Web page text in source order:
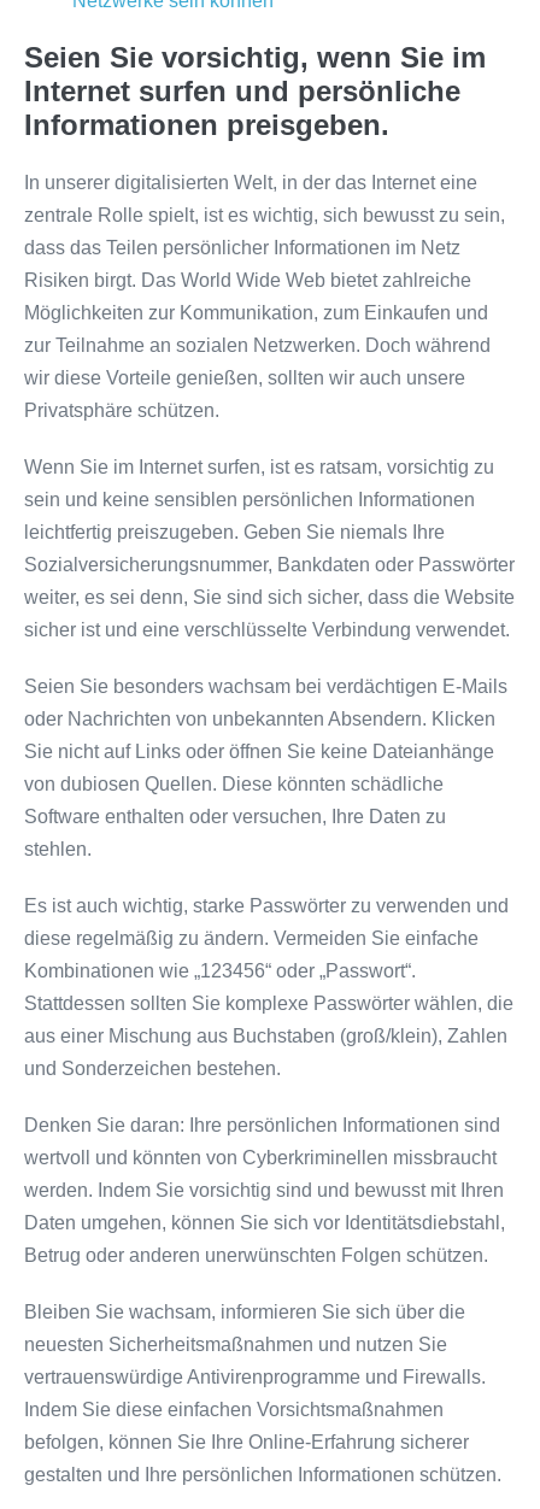
Seien Sie vorsichtig, wenn Sie im
Internet surfen und persönliche
Informationen preisgeben.
In unserer digitalisierten Welt, in der das Internet eine
zentrale Rolle spielt, ist es wichtig, sich bewusst zu sein,
dass das Teilen persönlicher Informationen im Netz
Risiken birgt. Das World Wide Web bietet zahlreiche
Möglichkeiten zur Kommunikation, zum Einkaufen und
zur Teilnahme an sozialen Netzwerken. Doch während
wir diese Vorteile genießen, sollten wir auch unsere
Privatsphäre schützen.
Wenn Sie im Internet surfen, ist es ratsam, vorsichtig zu
sein und keine sensiblen persönlichen Informationen
leichtfertig preiszugeben. Geben Sie niemals Ihre
Sozialversicherungsnummer, Bankdaten oder Passwörter
weiter, es sei denn, Sie sind sich sicher, dass die Website
sicher ist und eine verschlüsselte Verbindung verwendet.
Seien Sie besonders wachsam bei verdächtigen E-Mails
oder Nachrichten von unbekannten Absendern. Klicken
Sie nicht auf Links oder öffnen Sie keine Dateianhänge
von dubiosen Quellen. Diese könnten schädliche
Software enthalten oder versuchen, Ihre Daten zu
stehlen.
Es ist auch wichtig, starke Passwörter zu verwenden und
diese regelmäßig zu ändern. Vermeiden Sie einfache
Kombinationen wie „123456“ oder „Passwort“.
Stattdessen sollten Sie komplexe Passwörter wählen, die
aus einer Mischung aus Buchstaben (groß/klein), Zahlen
und Sonderzeichen bestehen.
Denken Sie daran: Ihre persönlichen Informationen sind
wertvoll und könnten von Cyberkriminellen missbraucht
werden. Indem Sie vorsichtig sind und bewusst mit Ihren
Daten umgehen, können Sie sich vor Identitätsdiebstahl,
Betrug oder anderen unerwünschten Folgen schützen.
Bleiben Sie wachsam, informieren Sie sich über die
neuesten Sicherheitsmaßnahmen und nutzen Sie
vertrauenswürdige Antivirenprogramme und Firewalls.
Indem Sie diese einfachen Vorsichtsmaßnahmen
befolgen, können Sie Ihre Online-Erfahrung sicherer
gestalten und Ihre persönlichen Informationen schützen.